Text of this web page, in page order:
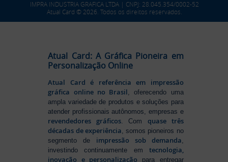
IMPRA INDUSTRIA GRAFICA LTDA | CNPJ: 28.045.354/0002-52
Atual Card © 2026. Todos os direitos reservados.
Atual Card: A Gráfica Pioneira em
Personalização Online
Atual Card é referência em impressão
gráfica online no Brasil , oferecendo uma
ampla variedade de produtos e soluções para
atender profissionais autônomos, empresas e
revendedores gráficos. Comquase três
décadas de experiência , somos pioneiros no
segmento de impressão sob demanda
investindo continuamente em tecnologia,
inovação e personalização para entregar